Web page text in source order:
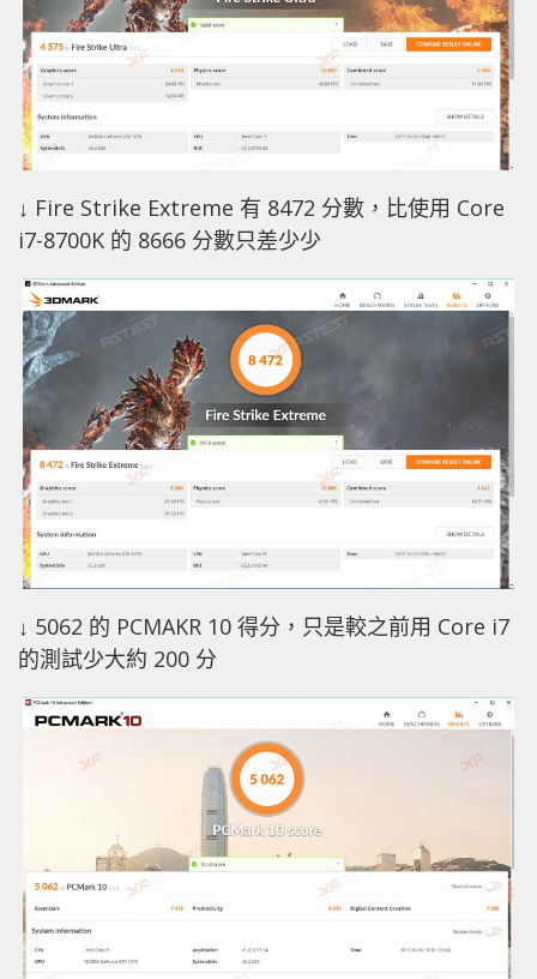
↓ Fire Strike Extreme 有 8472 分數，比使用 Core
i7-8700K 的 8666 分數只差少少
↓ 5062 的 PCMAKR 10 得分，只是較之前用 Core i7
的測試少大約 200 分